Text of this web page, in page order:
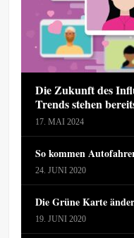
Die Zukunft des
Trends stehen
17. MAI 2024
So kommen
24. JUNI 2020
Die Grüne Karte
19. JUNI 2020